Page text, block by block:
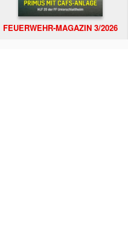
FEUERWEHR-MAGAZIN 3/2026